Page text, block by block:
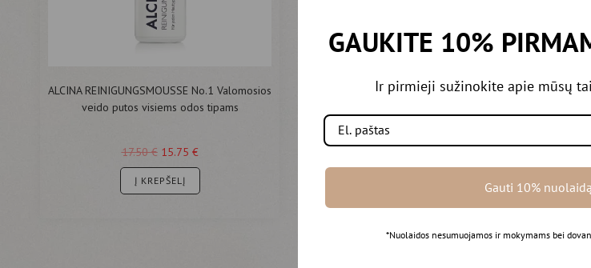
ALCINA REINIGUNGSMOUSSE No.1 Valomosios
veido putos visiems odos tipams
17.50€ 15.75 €
Į KREPŠELĮ
GAUKITE 10%
Ir pirmieji sužinokite apie mūsų
Gauti 10% nuolaidą
*Nuolaidos nesumuojamos ir mokymams bei